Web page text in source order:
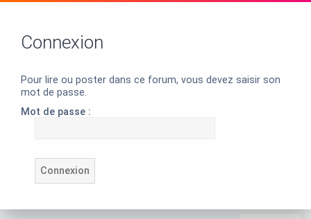
Connexion
Pour lire ou poster dans ce forum, vous devez saisir son
mot de passe.
Mot de passe :